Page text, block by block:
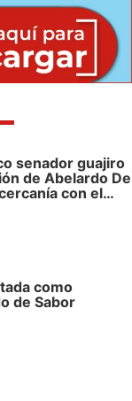
senador guajiro
de Abelardo De
con el
como
de Sabor